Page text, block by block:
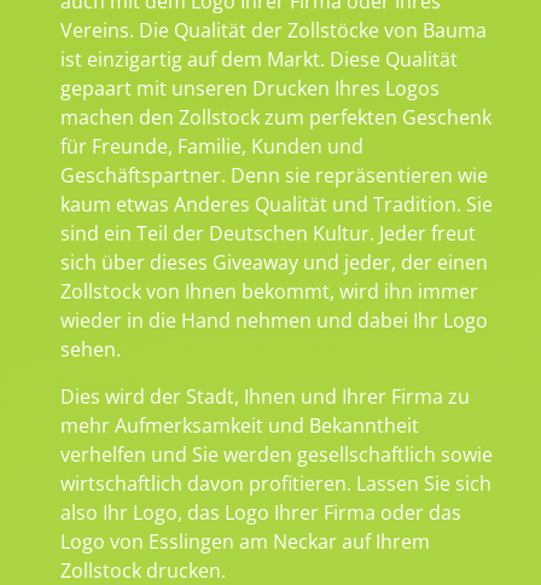
Vereins. Die Qualität der Zollstöcke von Bauma
ist einzigartig auf dem Markt. Diese Qualität
gepaart mit unseren Drucken Ihres Logos
machen den Zollstock zum perfekten Geschenk
für Freunde, Familie, Kunden und
Geschäftspartner. Denn sie repräsentieren wie
kaum etwas Anderes Qualität und Tradition. Sie
sind ein Teil der Deutschen Kultur. Jeder freut
sich über dieses Giveaway und jeder, der einen
Zollstock von Ihnen bekommt, wird ihn immer
wieder in die Hand nehmen und dabei Ihr Logo
sehen.
Dies wird der Stadt, Ihnen und Ihrer Firma zu
mehr Aufmerksamkeit und Bekanntheit
verhelfen und Sie werden gesellschaftlich sowie
wirtschaftlich davon profitieren. Lassen Sie sich
also Ihr Logo, das Logo Ihrer Firma oder das
Logo von Esslingen am Neckar auf Ihrem
Zollstock drucken.